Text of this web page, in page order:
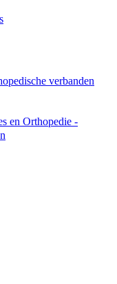
verbanden
en Orthopedie -